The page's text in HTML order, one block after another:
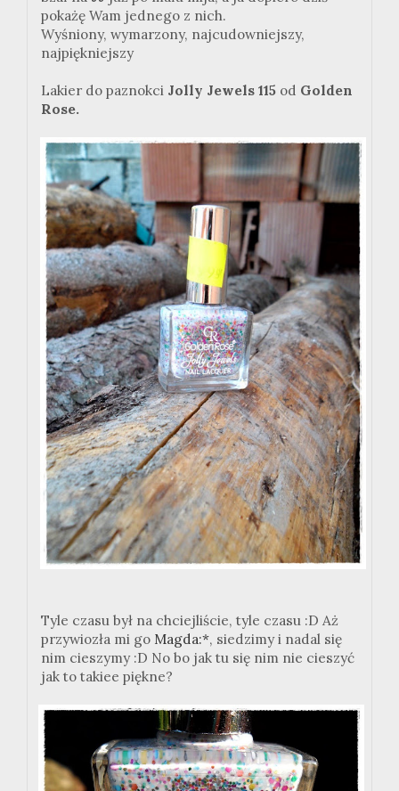
pokażę Wam jednego z nich.
Wyśniony, wymarzony, najcudowniejszy,
najpiękniejszy
Lakier do paznokci Jolly Jewels 115 od Golden
Rose.
Tyle czasu był na chciejliście, tyle czasu :D Aż
przywiozła mi go Magda:*, siedzimy i nadal się
nim cieszymy :D No bo jak tu się nim nie cieszyć
jak to takiee piękne?